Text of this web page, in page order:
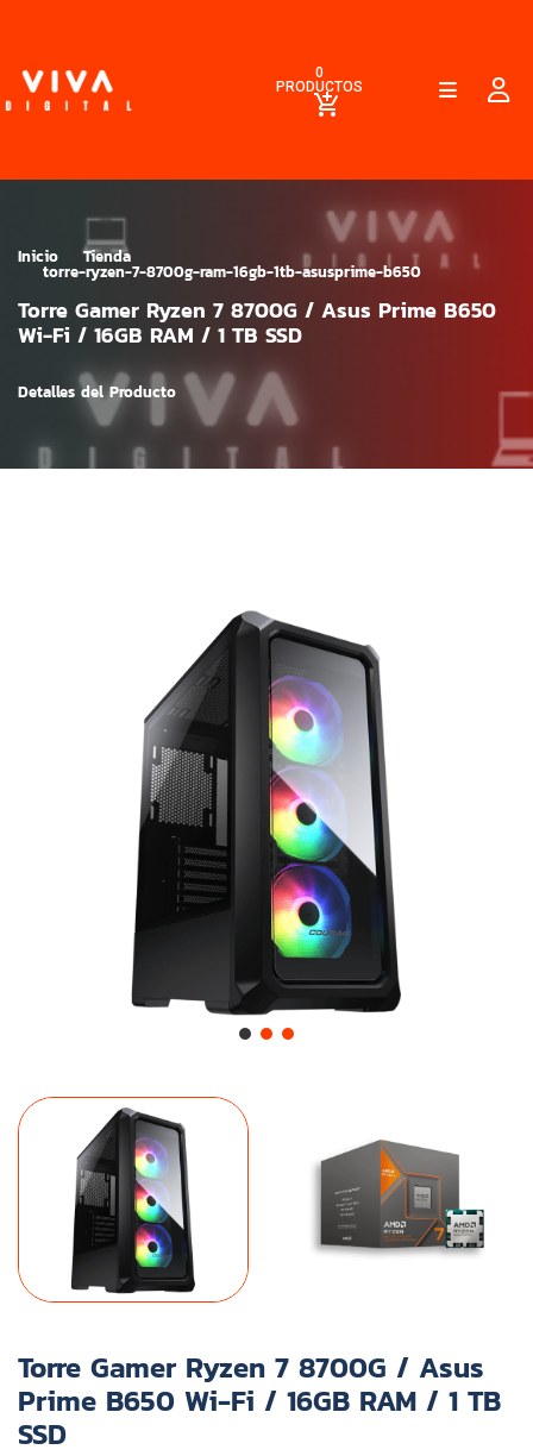
0
PRODUCTOS
Inicio Tienda
torre-ryzen-7-8700g-ram-16gb-1tb-asusprime-b650
Torre Gamer Ryzen 7 8700G / Asus Prime B650
Wi-Fi / 16GB RAM / 1 TB SSD
Detalles del Producto
Torre Gamer Ryzen 7 8700G / Asus
Prime B650 Wi-Fi / 16GB RAM / 1 TB
SSD